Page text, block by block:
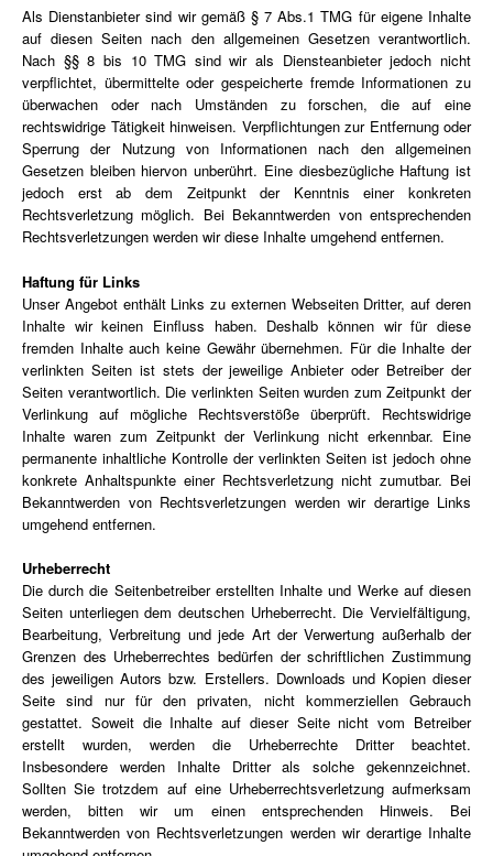
Als Dienstanbieter sind wir gemäß § 7 Abs.1 TMG für eigene Inhalte
auf diesen Seiten nach den allgemeinen Gesetzen verantwortlich.
Nach §§ 8 bis 10 TMG sind wir als Diensteanbieter jedoch nicht
verpflichtet, übermittelte oder gespeicherte fremde Informationen zu
überwachen oder nach Umständen zu forschen, die auf eine
rechtswidrige Tätigkeit hinweisen. Verpflichtungen zur Entfernung oder
Sperrung der Nutzung von Informationen nach den allgemeinen
Gesetzen bleiben hiervon unberührt. Eine diesbezügliche Haftung ist
jedoch erst ab dem Zeitpunkt der Kenntnis einer konkreten
Rechtsverletzung möglich. Bei Bekanntwerden von entsprechenden
Rechtsverletzungen werden wir diese Inhalte umgehend entfernen.
Haftung für Links
Unser Angebot enthält Links zu externen Webseiten Dritter, auf deren
Inhalte wir keinen Einfluss haben. Deshalb können wir für diese
fremden Inhalte auch keine Gewähr übernehmen. Für die Inhalte der
verlinkten Seiten ist stets der jeweilige Anbieter oder Betreiber der
Seiten verantwortlich. Die verlinkten Seiten wurden zum Zeitpunkt der
Verlinkung auf mögliche Rechtsverstöße überprüft. Rechtswidrige
Inhalte waren zum Zeitpunkt der Verlinkung nicht erkennbar. Eine
permanente inhaltliche Kontrolle der verlinkten Seiten ist jedoch ohne
konkrete Anhaltspunkte einer Rechtsverletzung nicht zumutbar. Bei
Bekanntwerden von Rechtsverletzungen werden wir derartige Links
umgehend entfernen.
Urheberrecht
Die durch die Seitenbetreiber erstellten Inhalte und Werke auf diesen
Seiten unterliegen dem deutschen Urheberrecht. Die Vervielfältigung,
Bearbeitung, Verbreitung und jede Art der Verwertung außerhalb der
Grenzen des Urheberrechtes bedürfen der schriftlichen Zustimmung
des jeweiligen Autors bzw. Erstellers. Downloads und Kopien dieser
Seite sind nur für den privaten, nicht kommerziellen Gebrauch
gestattet. Soweit die Inhalte auf dieser Seite nicht vom Betreiber
erstellt wurden, werden die Urheberrechte Dritter beachtet.
Insbesondere werden Inhalte Dritter als solche gekennzeichnet.
Sollten Sie trotzdem auf eine Urheberrechtsverletzung aufmerksam
werden, bitten wir um einen entsprechenden Hinweis. Bei
Bekanntwerden von Rechtsverletzungen werden wir derartige Inhalte